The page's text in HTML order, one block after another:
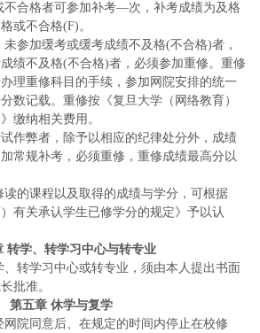
不合格者可参加补考—次，补考成绩为及格
或不合格(F)。
未参加缓考或缓考成绩不及格(不合格)者，
绩不及格(不合格)者，必须参加重修。重修
理重修科目的手续，参加网院安排的统一
数记载。重修按《复旦大学（网络教育）
缴纳相关费用。
作弊者，除予以相应的纪律处分外，成绩
常规补考，必须重修，重修成绩最高分以
读的课程以及取得的成绩与学分，可根据
有关承认学生已修学分的规定》予以认
转学、转学习中心与转专业
、转学习中心或转专业，须由本人提出书面
批准。
第五章 休学与复学
网院同意后、在规定的时间内停止在校修